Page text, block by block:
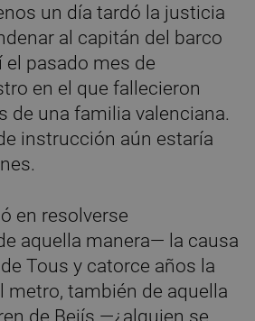
un día tardó la justicia
al capitán del barco
pasado mes de
en el que fallecieron
de una familia valenciana.
instrucción aún estaría
en resolverse
aquella manera— la causa
Tous y catorce años la
metro, también de aquella
de Bejís —¿alguien se